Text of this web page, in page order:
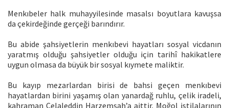
Menkıbeler halk muhayyilesinde masalsı boyutlara kavuşsa
da çekirdeğinde gerçeği barındırır.
Bu abide şahsiyetlerin menkıbevi hayatları sosyal vicdanın
yaratmış olduğu şahsiyetler olduğu için tarihî hakikatlere
uygun olmasa da büyük bir sosyal kıymete maliktir.
Bu kayıp mezarlardan birisi de bahsi geçen menkıbevi
hayatlardan birini yaşamış olan yanardağ ruhlu, çelik iradeli,
kahraman Celaleddin Harzemşah’a aittir. Moğol istilalarının